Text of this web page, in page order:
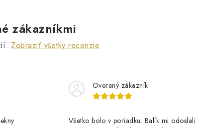
zákazníkmi
Zobraziť všetky recenzie
Overený zákazník
Všetko bolo v poriadku. Balík mi odoslali